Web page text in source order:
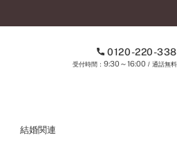
0120-220-338
結婚関連